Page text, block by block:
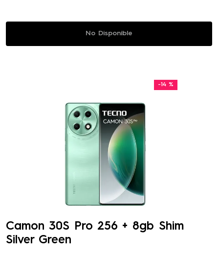
No Disponible
-14 %
Camon 30S Pro 256 + 8gb Shim
Silver Green